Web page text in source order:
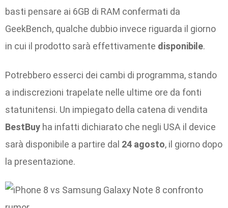
basti pensare ai 6GB di RAM confermati da
GeekBench, qualche dubbio invece riguarda il giorno
in cui il prodotto sarà effettivamente disponibile.
Potrebbero esserci dei cambi di programma, stando
a indiscrezioni trapelate nelle ultime ore da fonti
statunitensi. Un impiegato della catena di vendita
BestBuy ha infatti dichiarato che negli USA il device
sarà disponibile a partire dal 24 agosto, il giorno dopo
la presentazione.